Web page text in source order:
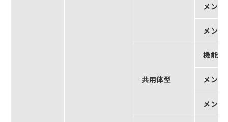
メン
メン
共用体型
機能
メンバ
メン